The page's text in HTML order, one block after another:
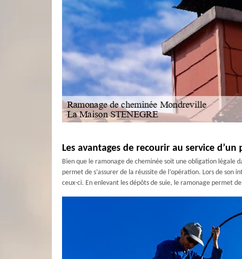
Les avantages de recourir au service
Bien que le ramonage de cheminée soit une obligation légale
permet de s’assurer de la réussite de l’opération. Lors de
ceux-ci. En enlevant les dépôts de suie, le ramonage permet